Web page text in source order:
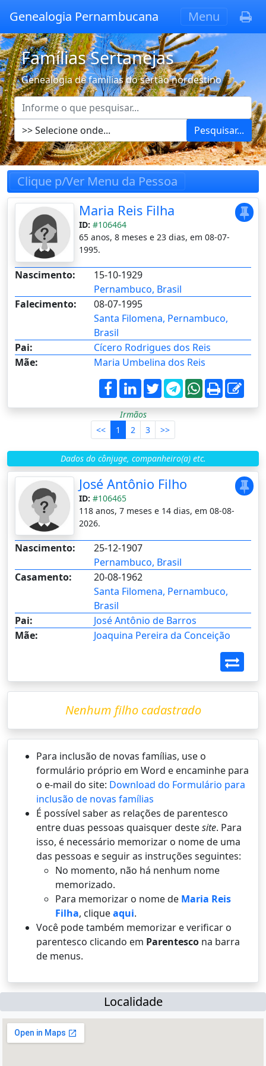
Genealogia Pernambucana Menu
Famílias Sertanejas
Genealogia de famílias do sertão nordestino
Pesquisar...
Clique p/Ver Menu da Pessoa
Maria Reis Filha
ID: #106464
65 anos, 8 meses e 23 dias, em 08-07-
1995.
Nascimento:
15-10-1929
Pernambuco, Brasil
Falecimento:
08-07-1995
Santa Filomena, Pernambuco,
Brasil
Pai:
Cícero Rodrigues dos Reis
Mãe:
Maria Umbelina dos Reis
Irmãos
<<
1 2 3 >>
Dados do cônjuge, companheiro(a) etc.
José Antônio Filho
ID: #106465
118 anos, 7 meses e 14 dias, em 08-08-
2026.
Nascimento:
25-12-1907
Pernambuco, Brasil
Casamento:
20-08-1962
Santa Filomena, Pernambuco,
Brasil
Pai:
José Antônio de Barros
Mãe:
Joaquina Pereira da Conceição
Nenhum filho cadastrado
Para inclusão de novas famílias, use o
formulário próprio em Word e encaminhe para
o e-mail do site: Download do Formulário para
inclusão de novas famílias
É possí­vel saber as relações de parentesco
entre duas pessoas quaisquer destesite. Para
isso, é necessário memorizar o nome de uma
das pessoas e seguir as instruções seguintes:
No momento, não há nenhum nome
memorizado.
Para memorizar o nome de Maria Reis
Filha, cliqueaqui.
Você pode também memorizar e verificar o
parentesco clicando em Parentesco na barra
de menus.
Localidade